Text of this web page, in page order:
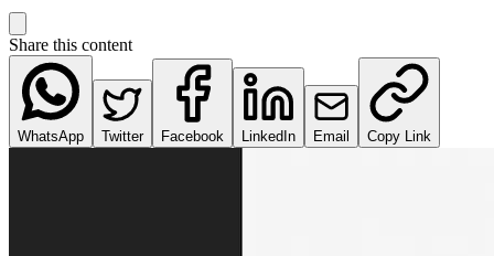
Share this content
WhatsApp Twitter Facebook LinkedIn Email Copy Link